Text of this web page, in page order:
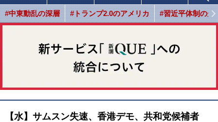
#中東動乱の深層 #トランプ2.0のアメリカ #習近平体制の光
【水】サムスン失速、香港デモ、共和党候補者